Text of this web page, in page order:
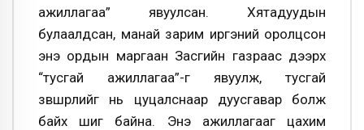
ажиллагаа” явуулсан. Хятадуудын
булаалдсан, манай зарим иргэний оролцсон
энэ ордын маргаан Засгийн газраас дээрх
“тусгай ажиллагаа”-г явуулж, тусгай
зөвшөөрлийг нь цуцалснаар дуусгавар болж
байх шиг байна. Энэ ажиллагааг цахим